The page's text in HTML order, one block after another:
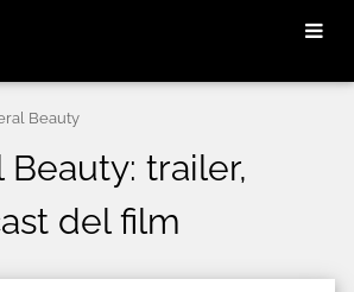
Beauty
trailer,
del film